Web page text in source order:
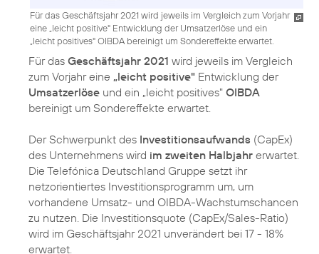
Für das Geschäftsjahr 2021 wird jeweils im Vergleich zum Vorjahr
eine „leicht positive" Entwicklung der Umsatzerlöse und ein
„leicht positives" OIBDA bereinigt um Sondereffekte erwartet.
Für das Geschäftsjahr 2021 wird jeweils im Vergleich
zum Vorjahr eine „leicht positive" Entwicklung der
Umsatzerlöse und ein „leicht positives" OIBDA
bereinigt um Sondereffekte erwartet.
Der Schwerpunkt des Investitionsaufwands (CapEx)
des Unternehmens wird im zweiten Halbjahr erwartet.
Die Telefónica Deutschland Gruppe setzt ihr
netzorientiertes Investitionsprogramm um, um
vorhandene Umsatz- und OIBDA-Wachstumschancen
zu nutzen. Die Investitionsquote (CapEx/Sales-Ratio)
wird im Geschäftsjahr 2021 unverändert bei 17 - 18%
erwartet.